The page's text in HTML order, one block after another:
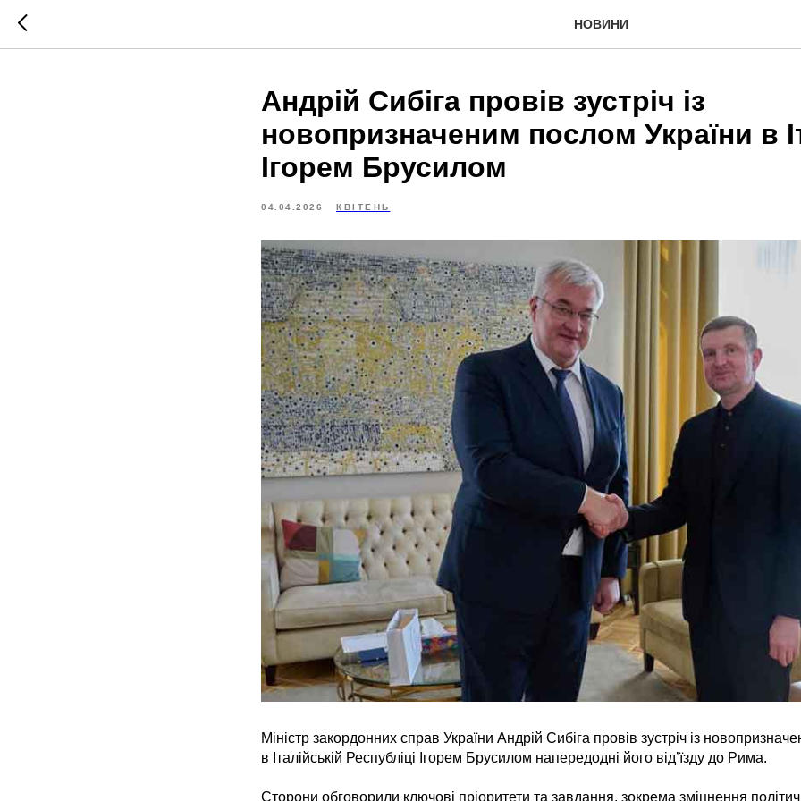
НОВИНИ
Андрій Сибіга провів зустріч із
новопризначеним послом України в
Ігорем Брусилом
04.04.2026 КВІТЕНЬ
Міністр закордонних справ України Андрій Сибіга провів зустріч із
в Італійській Республіці Ігорем Брусилом напередодні його від’їзду до Рима.
Сторони обговорили ключові пріоритети та завдання, зокрема зміцнення